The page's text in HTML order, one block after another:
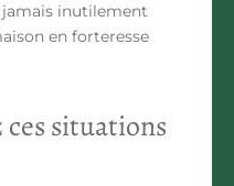
inutilement
en forteresse
ces situations